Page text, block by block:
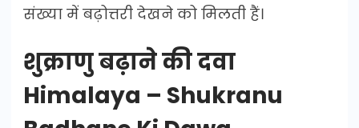
संख्या में बढ़ोत्तरी देखने को मिलती हैं।
शुक्राणु बढ़ाने की दवा
Himalaya – Shukranu